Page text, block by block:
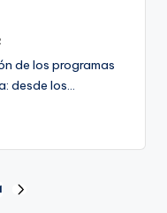
de los programas
desde los…